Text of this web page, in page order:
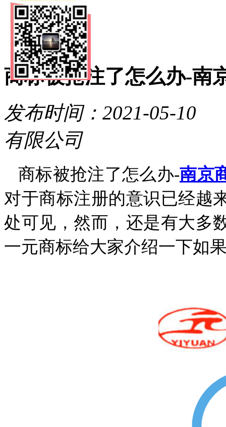
专利申请
商标动态
费用流程
一元商标
联系方式
商标被抢注了怎么办-南
发布时间：2021-05-
有限公司
商标被抢注了怎么办-南京
对于商标注册的意识已经越
处可见，然而，还是有大多
一元商标给大家介绍一下如